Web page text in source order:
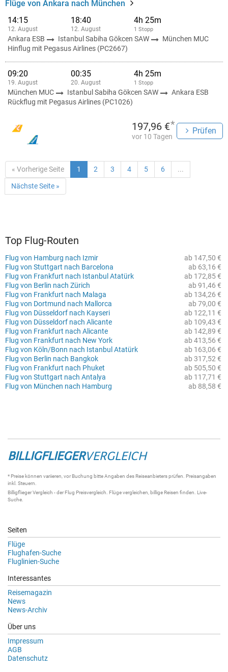
Flüge von Ankara nach München
14:15
12. August
18:40
12. August
4h 25m
1 Stopp
Ankara ESB Istanbul Sabiha Gökcen SAW
München MUC
Hinflug mit Pegasus Airlines (PC2667)
09:20
19. August
00:35
20. August
4h 25m
1 Stopp
München MUC Istanbul Sabiha Gökcen SAW
Ankara ESB
Rückflug mit Pegasus Airlines (PC1026)
197,96 €*
vor 10 Tagen
Prüfen
« Vorherige Seite 1 2 3 4 5 6 ...
Nächste Seite »
Top Flug-Routen
ab 147,50 €
Flug von Hamburg nach Izmir
ab 63,16 €
Flug von Stuttgart nach Barcelona
ab 172,85 €
Flug von Frankfurt nach Istanbul Atatürk
ab 91,46 €
Flug von Berlin nach Zürich
ab 134,26 €
Flug von Frankfurt nach Malaga
ab 79,00 €
Flug von Dortmund nach Mallorca
ab 122,11 €
Flug von Düsseldorf nach Kayseri
ab 109,43 €
Flug von Düsseldorf nach Alicante
ab 142,89 €
Flug von Frankfurt nach Alicante
ab 413,56 €
Flug von Frankfurt nach New York
ab 163,06 €
Flug von Köln/Bonn nach Istanbul Atatürk
ab 317,52 €
Flug von Berlin nach Bangkok
ab 505,50 €
Flug von Frankfurt nach Phuket
ab 117,71 €
Flug von Stuttgart nach Antalya
ab 88,58 €
Flug von München nach Hamburg
BILLIGFLIEGERVERGLEICH
* Preise können variieren, vor Buchung bitte Angaben des Reiseanbieters prüfen. Preisangaben
inkl. Steuern.
Billigflieger Vergleich - derFlug Preisvergleich Flüge vergleichen , billige Reisen finden. Live-
Suche
Seiten
Flüge
Flughafen-Suche
Fluglinien-Suche
Interessantes
Reisemagazin
News
News-Archiv
Über uns
Impressum
AGB
Datenschutz